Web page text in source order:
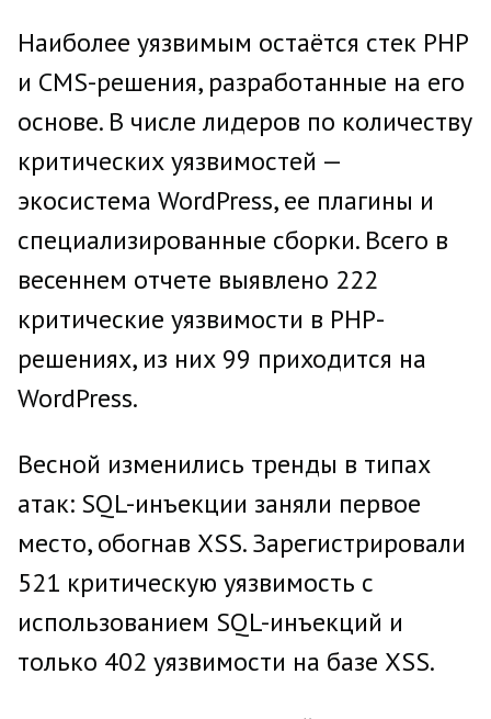
Наиболее уязвимым остаётся стек PHP
и CMS-решения, разработанные на его
основе. В числе лидеров по количеству
критических уязвимостей —
экосистема WordPress, ее плагины и
специализированные сборки. Всего в
весеннем отчете выявлено 222
критические уязвимости в PHP-
решениях, из них 99 приходится на
WordPress.
Весной изменились тренды в типах
атак: SQL-инъекции заняли первое
место, обогнав XSS. Зарегистрировали
521 критическую уязвимость с
использованием SQL-инъекций и
только 402 уязвимости на базе XSS.